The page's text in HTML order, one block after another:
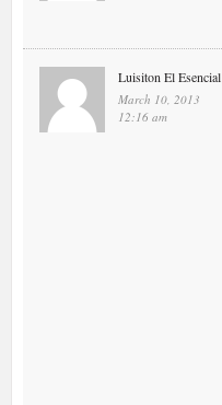
Luisiton El Esencial
March 10, 2013
12:16 am